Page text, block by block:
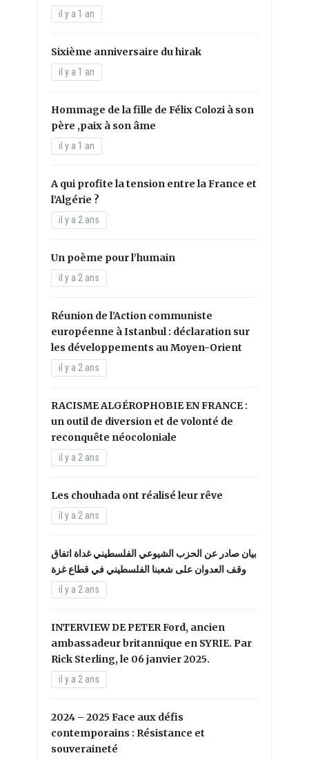
il y a 1 an
Sixième anniversaire du hirak
il y a 1 an
Hommage de la fille de Félix Colozi à son
père ,paix à son âme
il y a 1 an
A qui profite la tension entre la France et
l’Algérie ?
il y a 2 ans
Un poème pour l’humain
il y a 2 ans
Réunion de l’Action communiste
européenne à Istanbul : déclaration sur
les développements au Moyen-Orient
il y a 2 ans
RACISME ALGÉROPHOBIE EN FRANCE :
un outil de diversion et de volonté de
reconquête néocoloniale
il y a 2 ans
Les chouhada ont réalisé leur rêve
il y a 2 ans
بيان صادر عن الحزب الشيوعي الفلسطيني غداة اتفاق
وقف العدوان على شعبنا الفلسطيني في قطاع غزة
il y a 2 ans
INTERVIEW DE PETER Ford, ancien
ambassadeur britannique en SYRIE. Par
Rick Sterling, le 06 janvier 2025.
il y a 2 ans
2024 – 2025 Face aux défis
contemporains : Résistance et
souveraineté